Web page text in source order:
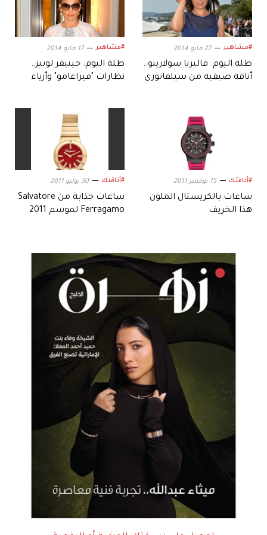
#مشاهير 27 مايو 2014
طلة اليوم: فاليريا سولارينو..
أناقة صيفية من سيلفاتوري
#مشاهير 17 مايو 2014
طلة اليوم: جينيفر لوبيز..
نظارات "فيراغامو" وأزياء
#أناقتك 15 نوفمبر 2011
ساعات بالكريستال الملون
هذا الخريف
#أناقتك 30 يوليو 2011
ساعات جذابة من Salvatore
Ferragamo لموسم 2011